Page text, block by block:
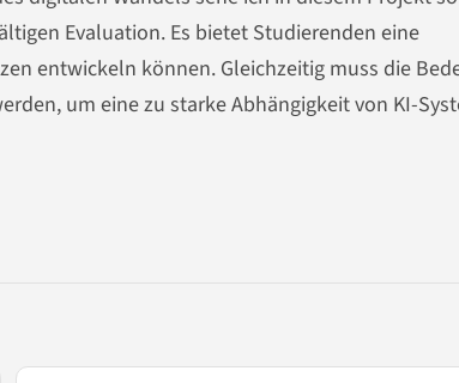
Evaluation. Es bietet Studierenden eine
entwickeln können. Gleichzeitig muss die
um eine zu starke Abhängigkeit von KI-